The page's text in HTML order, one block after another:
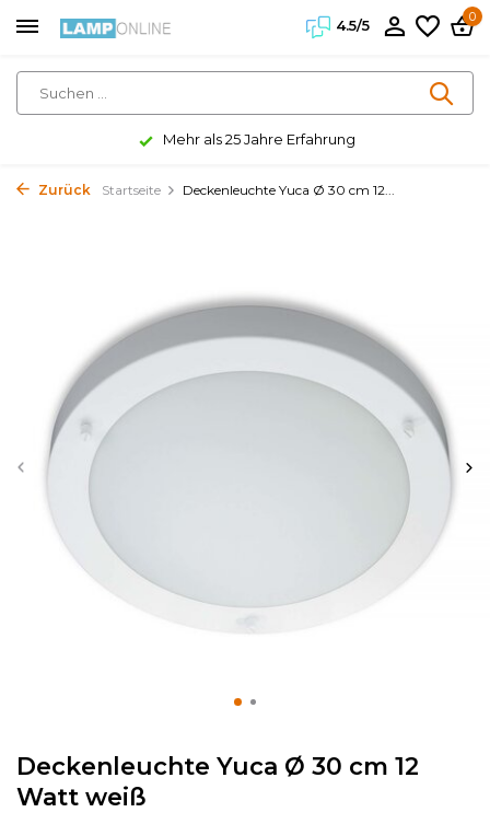
4.5/5
0
Mehr als 25 Jahre Erfahrung
Zurück Startseite Deckenleuchte Yuca Ø 30 cm 12...
Deckenleuchte Yuca Ø 30 cm 12
Watt weiß